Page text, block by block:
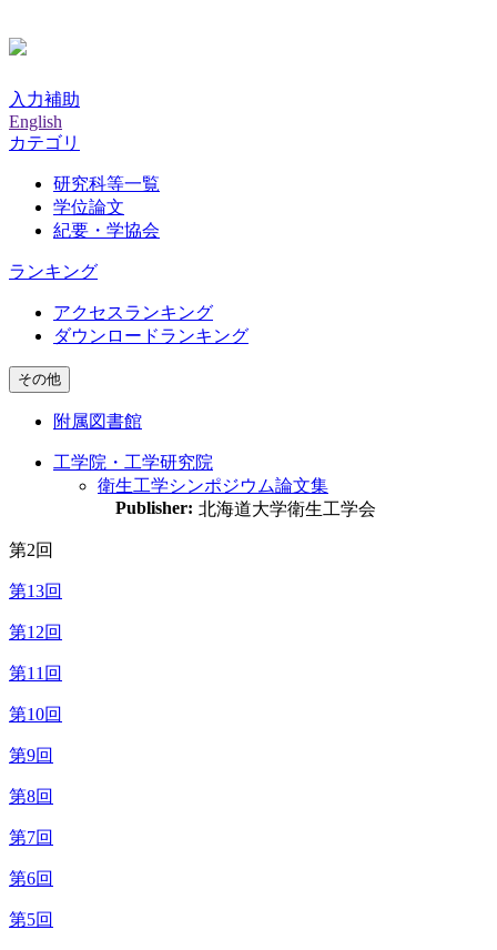
入力補助
English
カテゴリ
研究科等一覧
学位論文
紀要・学協会
ランキング
アクセスランキング
ダウンロードランキング
その他
附属図書館
工学院・工学研究院
衛生工学シンポジウム論文集
Publisher: 北海道大学衛生工学会
第2回
第13回
第12回
第11回
第10回
第9回
第8回
第7回
第6回
第5回